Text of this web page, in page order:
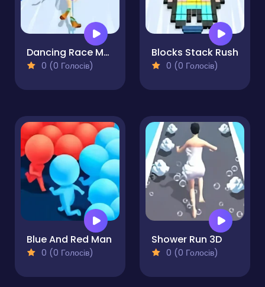
Dancing Race Match
0 (0 Голосів)
Blocks Stack Rush
0 (0 Голосів)
Blue And Red Man
0 (0 Голосів)
Shower Run 3D
0 (0 Голосів)